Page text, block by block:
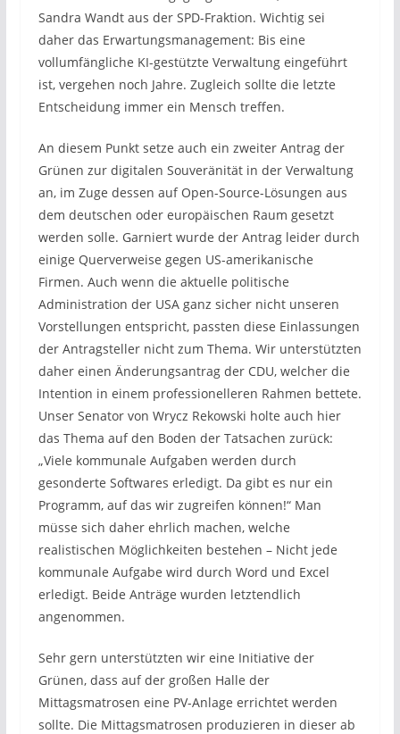
Sandra Wandt aus der SPD-Fraktion. Wichtig sei
daher das Erwartungsmanagement: Bis eine
vollumfängliche KI-gestützte Verwaltung eingeführt
ist, vergehen noch Jahre. Zugleich sollte die letzte
Entscheidung immer ein Mensch treffen.
An diesem Punkt setze auch ein zweiter Antrag der
Grünen zur digitalen Souveränität in der Verwaltung
an, im Zuge dessen auf Open-Source-Lösungen aus
dem deutschen oder europäischen Raum gesetzt
werden solle. Garniert wurde der Antrag leider durch
einige Querverweise gegen US-amerikanische
Firmen. Auch wenn die aktuelle politische
Administration der USA ganz sicher nicht unseren
Vorstellungen entspricht, passten diese Einlassungen
der Antragsteller nicht zum Thema. Wir unterstützten
daher einen Änderungsantrag der CDU, welcher die
Intention in einem professionelleren Rahmen bettete.
Unser Senator von Wrycz Rekowski holte auch hier
das Thema auf den Boden der Tatsachen zurück:
„Viele kommunale Aufgaben werden durch
gesonderte Softwares erledigt. Da gibt es nur ein
Programm, auf das wir zugreifen können!“ Man
müsse sich daher ehrlich machen, welche
realistischen Möglichkeiten bestehen – Nicht jede
kommunale Aufgabe wird durch Word und Excel
erledigt. Beide Anträge wurden letztendlich
angenommen.
Sehr gern unterstützten wir eine Initiative der
Grünen, dass auf der großen Halle der
Mittagsmatrosen eine PV-Anlage errichtet werden
sollte. Die Mittagsmatrosen produzieren in dieser ab